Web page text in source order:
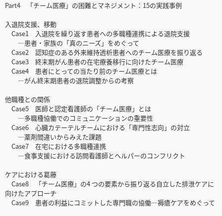
Part4 「チーム医療」の困難とマネジメント：15の実践事例
入退院支援、移動
Case1 入退院を繰り返す患者への多職種連携による退院支援
―患者・家族の「真のニーズ」をめぐって
Case2 認知症のある外来維持透析患者へのチーム医療を振り返る
Case3 終末期がん患者の在宅療養移行に向けたチーム医療
Case4 患者にとっての当たり前のチーム医療とは
―がん終末期患者の退院調整からの考察
他職種との関係
Case5 医師と認定看護師の「チーム医療」とは
―多職種協働でのコミュニケーションの重要性
Case6 心臓カテーテルチームにおける「専門性志向」の対立
―薬剤間違いからみえた課題
Case7 在宅における多職種連携
―食事支援における訪問看護師とヘルパーのコンフリクト
ケアにおける葛藤
Case8 「チーム医療」の4 つの要素から振り返る自立した排泄ケアに
向けたアプローチ
Case9 患者の利益にコミットした専門職の協働―褥瘡ケアをめぐって